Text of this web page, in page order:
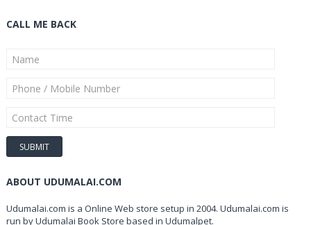
CALL ME BACK
ABOUT UDUMALAI.COM
Udumalai.com is a Online Web store setup in 2004. Udumalai.com is
run by Udumalai Book Store based in Udumalpet.